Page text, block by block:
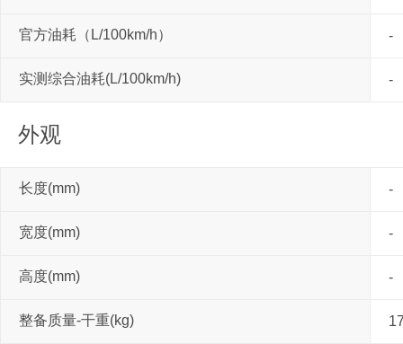
官方油耗（L/100km/h） -
实测综合油耗(L/100km/h) -
外观
长度(mm) -
宽度(mm) -
高度(mm) -
整备质量-干重(kg)